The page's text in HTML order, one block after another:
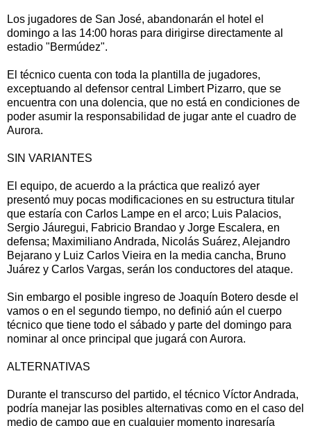
Los jugadores de San José, abandonarán el hotel el
domingo a las 14:00 horas para dirigirse directamente al
estadio "Bermúdez".
El técnico cuenta con toda la plantilla de jugadores,
exceptuando al defensor central Limbert Pizarro, que se
encuentra con una dolencia, que no está en condiciones de
poder asumir la responsabilidad de jugar ante el cuadro de
Aurora.
SIN VARIANTES
El equipo, de acuerdo a la práctica que realizó ayer
presentó muy pocas modificaciones en su estructura titular
que estaría con Carlos Lampe en el arco; Luis Palacios,
Sergio Jáuregui, Fabricio Brandao y Jorge Escalera, en
defensa; Maximiliano Andrada, Nicolás Suárez, Alejandro
Bejarano y Luiz Carlos Vieira en la media cancha, Bruno
Juárez y Carlos Vargas, serán los conductores del ataque.
Sin embargo el posible ingreso de Joaquín Botero desde el
vamos o en el segundo tiempo, no definió aún el cuerpo
técnico que tiene todo el sábado y parte del domingo para
nominar al once principal que jugará con Aurora.
ALTERNATIVAS
Durante el transcurso del partido, el técnico Víctor Andrada,
podría manejar las posibles alternativas como en el caso del
medio de campo que en cualquier momento ingresaría